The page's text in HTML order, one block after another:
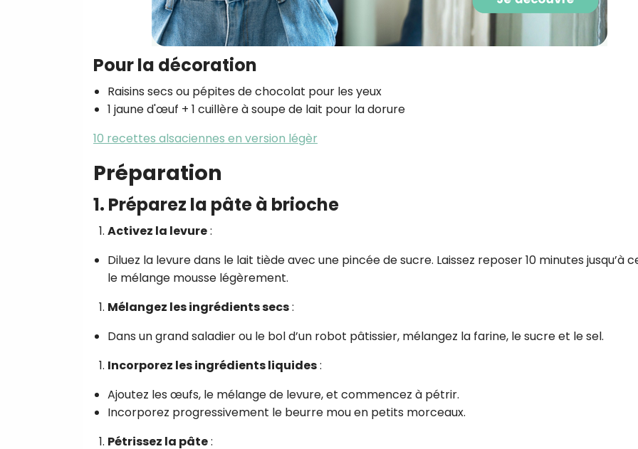
Pour la décoration
Raisins secs ou pépites de chocolat pour les yeux
1 jaune d'œuf + 1 cuillère à soupe de lait pour la dorure
10 recettes alsaciennes en version légèr
Préparation
1. Préparez la pâte à brioche
Activez la levure:
Diluez la levure dans le lait tiède avec une pincée de sucre. Laissez reposer 10 minutes jusqu’à
le mélange mousse légèrement.
Mélangez les ingrédients secs:
Dans un grand saladier ou le bol d’un robot pâtissier, mélangez la farine, le sucre et le sel.
Incorporez les ingrédients liquides:
Ajoutez les œufs, le mélange de levure, et commencez à pétrir.
Incorporez progressivement le beurre mou en petits morceaux.
Pétrissez la pâte:
des informations sur le terminal
utilisez. Pour en savoir plus sur ces
voir notre
politique de